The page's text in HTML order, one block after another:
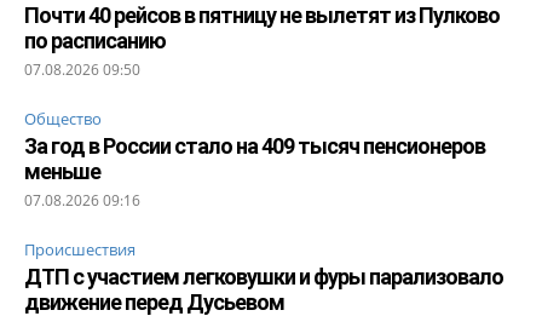
Почти 40 рейсов в пятницу не вылетят из Пулково
по расписанию
07.08.2026 09:50
Общество
За год в России стало на 409 тысяч пенсионеров
меньше
07.08.2026 09:16
Происшествия
ДТП с участием легковушки и фуры парализовало
движение перед Дусьевом